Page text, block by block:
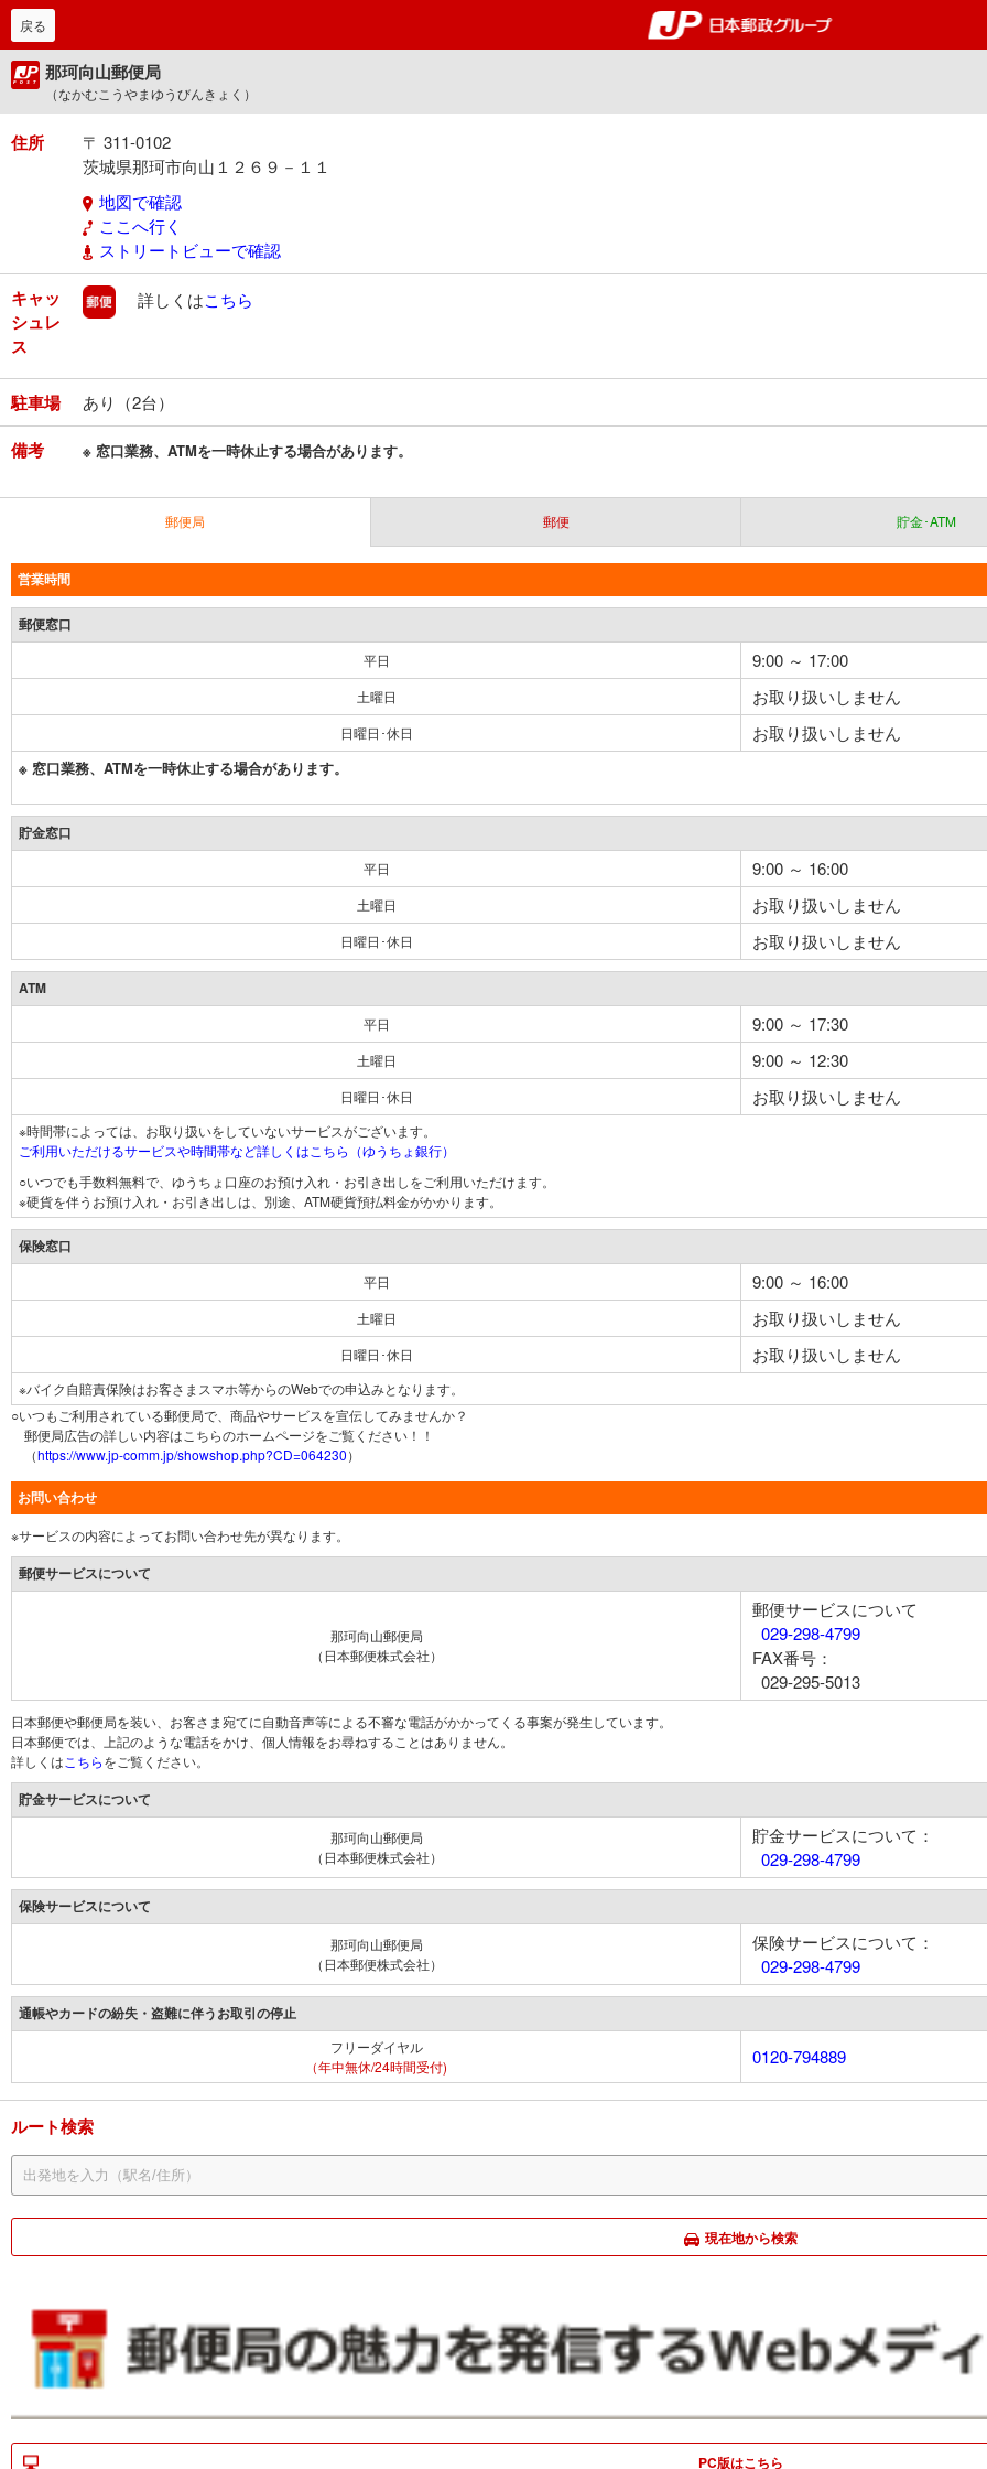
郵便局・日本郵政グルー
戻る
那珂向山郵便局
（なかむこうやまゆうびんきょく）
住所
〒 311-0102
茨城県那珂市向山１２６９－１１
地図で確認
ここへ行く
ストリートビューで確認
キャッ
シュレ
ス
郵便
詳しくはこちら
駐車場 あり（2台）
備考 ※ 窓口業務、ATMを一時休止する場合があります。
郵便局 郵便 貯金･ATM
営業時間
郵便窓口
平日 9:00 ～ 17:00
土曜日 お取り扱いしません
日曜日･休日 お取り扱いしません
※ 窓口業務、ATMを一時休止する場合があります。
貯金窓口
平日 9:00 ～ 16:00
土曜日 お取り扱いしません
日曜日･休日 お取り扱いしません
ATM
平日 9:00 ～ 17:30
土曜日 9:00 ～ 12:30
日曜日･休日 お取り扱いしません
※時間帯によっては、お取り扱いをしていないサービスがございます。
ご利用いただけるサービスや時間帯など詳しくはこちら（ゆうちょ銀行）
○いつでも手数料無料で、ゆうちょ口座のお預け入れ・お引き出しをご利用いただけます。
※硬貨を伴うお預け入れ・お引き出しは、別途、ATM硬貨預払料金がかかります。
保険窓口
平日 9:00 ～ 16:00
土曜日 お取り扱いしません
日曜日･休日 お取り扱いしません
※バイク自賠責保険はお客さまスマホ等からのWebでの申込みとなります。
○いつもご利用されている郵便局で、商品やサービスを宣伝してみませんか？
郵便局広告の詳しい内容はこちらのホームページをご覧ください！！
（https://www.jp-comm.jp/showshop.php?CD=064230）
お問い合わせ
※サービスの内容によってお問い合わせ先が異なります。
郵便サービスについて
那珂向山郵便局
（日本郵便株式会社）
郵便サービスについて
029-298-4799
FAX番号：
029-295-5013
日本郵便や郵便局を装い、お客さま宛てに自動音声等による不審な電話がかかってくる事案が発生しています。
日本郵便では、上記のような電話をかけ、個人情報をお尋ねすることはありません。
詳しくは こちらをご覧ください。
貯金サービスについて
那珂向山郵便局
（日本郵便株式会社）
貯金サービスについて：
029-298-4799
保険サービスについて
那珂向山郵便局
（日本郵便株式会社）
保険サービスについて：
029-298-4799
通帳やカードの紛失・盗難に伴うお取引の停止
フリーダイヤル
（年中無休/24時間受付)
0120-794889
ルート検索
現在地から検索
PC版はこちら